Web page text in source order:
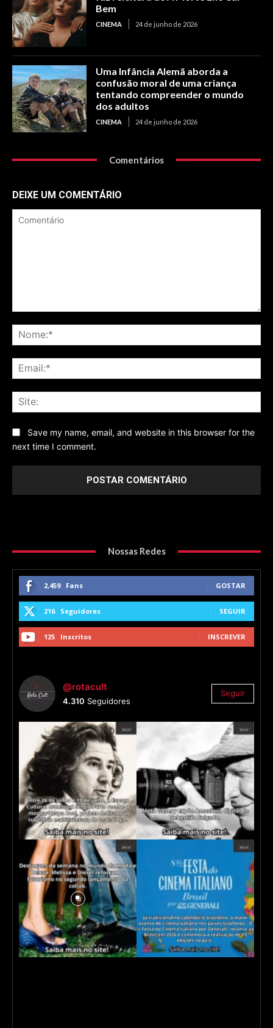
Bem
CINEMA 24 de junho de 2026
Uma Infância Alemã aborda a
confusão moral de uma criança
tentando compreender o mundo
dos adultos
CINEMA 24 de junho de 2026
Comentários
DEIXE UM COMENTÁRIO
Save my name, email, and website in this browser for the
next time I comment.
Nossas Redes
2,459 Fans GOSTAR
216 Seguidores SEGUIR
125 Inscritos INSCREVER
@rotacult
4.310 Seguidores
Seguir